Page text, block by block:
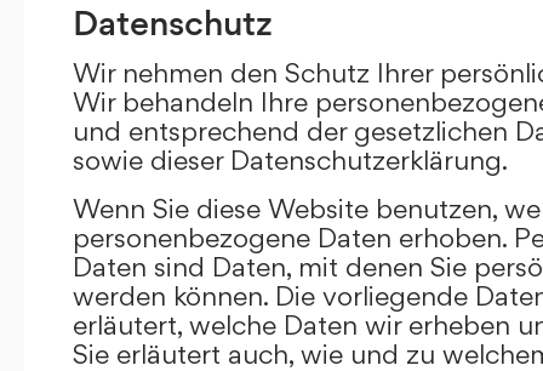
Datenschutz
Wir nehmen den Schutz Ihrer
Wir behandeln Ihre
und entsprechend der gesetzlichen
sowie dieser Datenschutzerklärung.
Wenn Sie diese Website benutzen,
personenbezogene Daten erhoben.
Daten sind Daten, mit denen Sie
werden können. Die vorliegende
erläutert, welche Daten wir erheben
Sie erläutert auch, wie und zu